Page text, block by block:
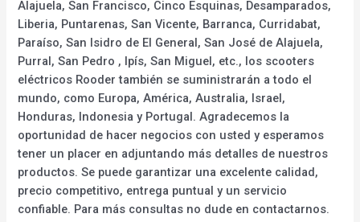
Alajuela, San Francisco, Cinco Esquinas, Desamparados,
Liberia, Puntarenas, San Vicente, Barranca, Curridabat,
Paraíso, San Isidro de El General, San José de Alajuela,
Purral, San Pedro , Ipís, San Miguel, etc., los scooters
eléctricos Rooder también se suministrarán a todo el
mundo, como Europa, América, Australia, Israel,
Honduras, Indonesia y Portugal. Agradecemos la
oportunidad de hacer negocios con usted y esperamos
tener un placer en adjuntando más detalles de nuestros
productos. Se puede garantizar una excelente calidad,
precio competitivo, entrega puntual y un servicio
confiable. Para más consultas no dude en contactarnos.